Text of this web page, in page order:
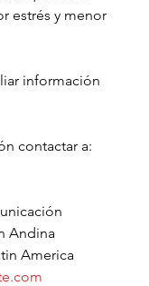
estrés y menor
información
contactar a:
Andina
America